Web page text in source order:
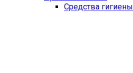
Средства гигиены